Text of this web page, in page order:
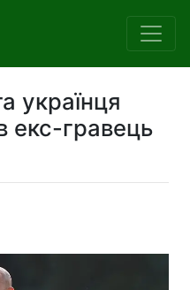
українця
екс-гравець